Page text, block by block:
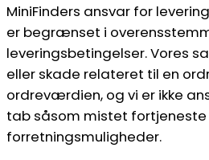
MiniFinders ansvar for
er begrænset i
leveringsbetingelser. Vores
eller skade relateret til en
ordreværdien, og vi er ikke
tab såsom mistet fortjeneste
forretningsmuligheder.